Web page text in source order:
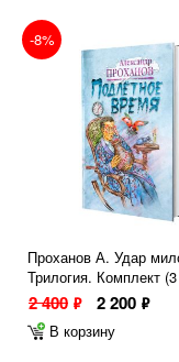
-8%
Проханов А. Удар
Трилогия. Комплект (3
2 400 ф 2 200 ф
В корзину